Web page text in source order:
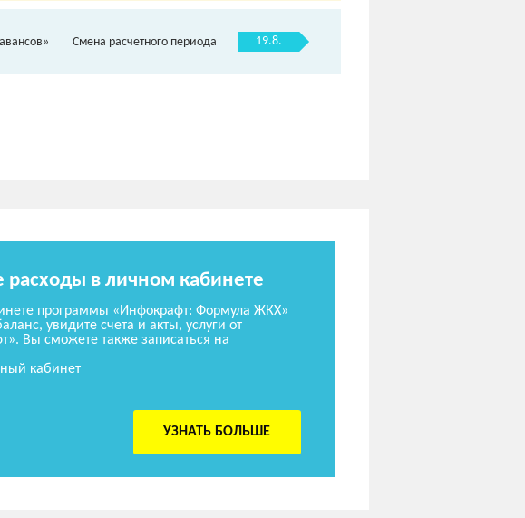
Смена расчетного периода 19.8.
расходы в личном кабинете
программы «Инфокрафт: Формула ЖКХ»
увидите счета и акты, услуги от
Вы сможете также записаться на
кабинет
УЗНАТЬ БОЛЬШЕ